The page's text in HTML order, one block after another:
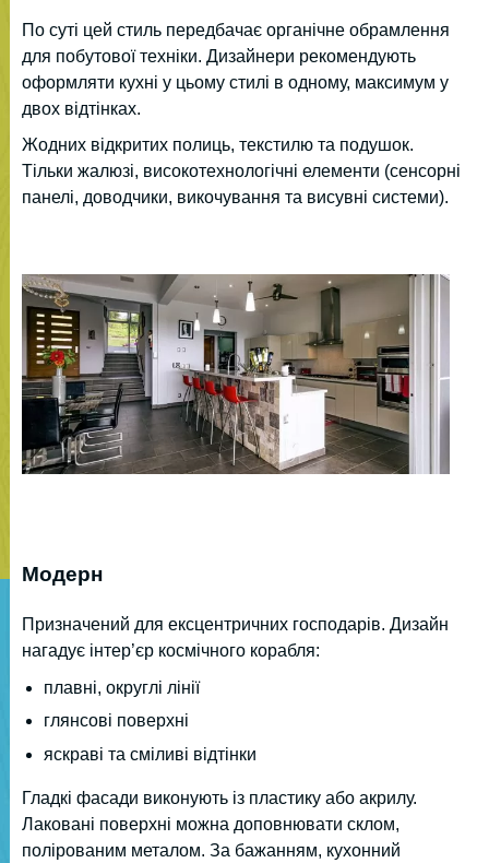
По суті цей стиль передбачає органічне обрамлення
для побутової техніки. Дизайнери рекомендують
оформляти кухні у цьому стилі в одному, максимум у
двох відтінках.
Жодних відкритих полиць, текстилю та подушок.
Тільки жалюзі, високотехнологічні елементи (сенсорні
панелі, доводчики, викочування та висувні системи).
Модерн
Призначений для ексцентричних господарів. Дизайн
нагадує інтер’єр космічного корабля:
плавні, округлі лінії
глянсові поверхні
яскраві та сміливі відтінки
Гладкі фасади виконують із пластику або акрилу.
Лаковані поверхні можна доповнювати склом,
полірованим металом. За бажанням, кухонний